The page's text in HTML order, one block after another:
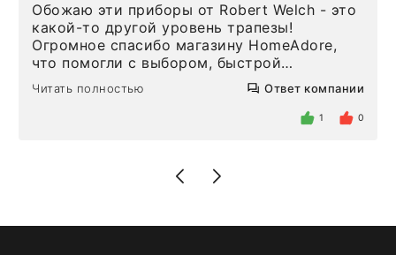
Обожаю эти приборы от Robert Welch - это
какой-то другой уровень трапезы!
Огромное спасибо магазину HomeAdore,
что помогли с выбором, быстрой
доставкой и высоким сервисом. Один раз
была здесь лично, забирала чайные ложки,
внутри очень много антикварной посуды,
Позже заказывала остальные приборы -
доставили сдэком на следующий день к
отвечает очень быстро. Взаимодействием
Читать полностью Ответ компании
1 0